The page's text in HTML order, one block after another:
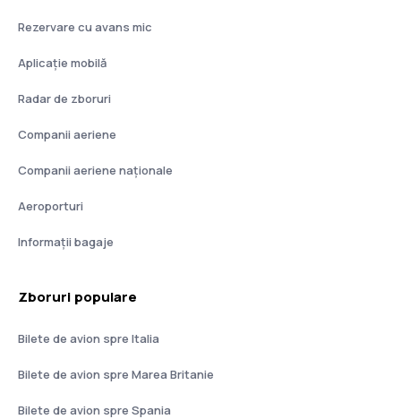
Rezervare cu avans mic
Aplicație mobilă
Radar de zboruri
Companii aeriene
Companii aeriene naţionale
Aeroporturi
Informații bagaje
Zboruri populare
Bilete de avion spre Italia
Bilete de avion spre Marea Britanie
Bilete de avion spre Spania